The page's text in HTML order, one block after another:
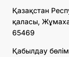
Қазақстан
қаласы,
65469
Қабылдау